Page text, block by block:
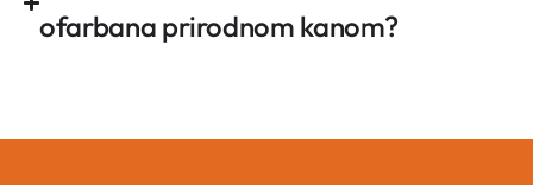
ofarbana prirodnom kanom?